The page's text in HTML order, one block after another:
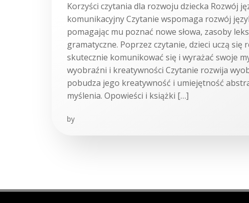
Korzyści czytania dla rozwoju dziecka Rozwój
komunikacyjny Czytanie wspomaga rozwój
pomagając mu poznać nowe słowa, zasoby
gramatyczne. Poprzez czytanie, dzieci uczą się
skutecznie komunikować się i wyrażać swoje
wyobraźni i kreatywności Czytanie rozwija
pobudza jego kreatywność i umiejętność
myślenia. Opowieści i książki […]
by